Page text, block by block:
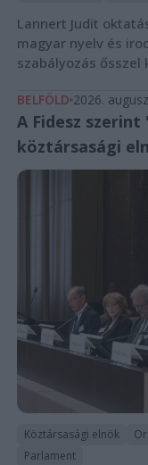
Lannert Judit
magyar nyelv és
szabályozás ősszel
BELFÖLD 2026.
A Fidesz
köztársasági
Köztársasági elnök
Parlament